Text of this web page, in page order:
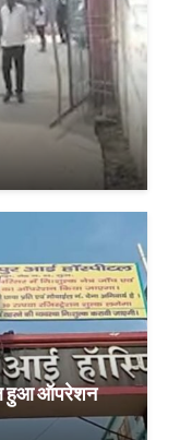
हुआ ऑपरेशन